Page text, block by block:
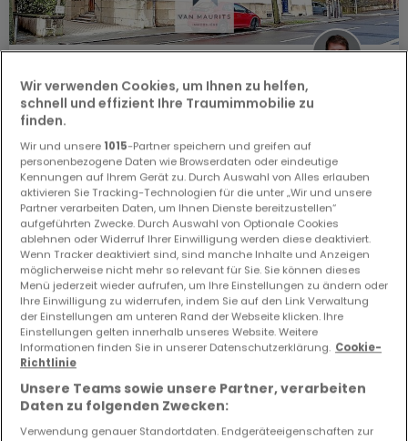
Büro zum Kauf inLuxembourg-Centre Ville
230 3
EXKLUSIV AUF ATHOME SOFORT VERFÜGBAR
Wir verwenden Cookies, um Ihnen zu helfen,
schnell und effizient Ihre Traumimmobilie zu
finden.
Wir und unsere 1015-Partner speichern und greifen auf
personenbezogene Daten wie Browserdaten oder eindeutige
Kennungen auf Ihrem Gerät zu. Durch Auswahl von Alles erlauben
aktivieren Sie Tracking-Technologien für die unter „Wir und unsere
Partner verarbeiten Daten, um Ihnen Dienste bereitzustellen“
aufgeführten Zwecke. Durch Auswahl von Optionale Cookies
ablehnen oder Widerruf Ihrer Einwilligung werden diese deaktiviert.
Wenn Tracker deaktiviert sind, sind manche Inhalte und Anzeigen
möglicherweise nicht mehr so relevant für Sie. Sie können dieses
Menü jederzeit wieder aufrufen, um Ihre Einstellungen zu ändern oder
Ihre Einwilligung zu widerrufen, indem Sie auf den Link Verwaltung
der Einstellungen am unteren Rand der Webseite klicken. Ihre
Einstellungen gelten innerhalb unseres Website. Weitere
Informationen finden Sie in unserer Datenschutzerklärung. Cookie-
Richtlinie
Unsere Teams sowie unsere Partner, verarbeiten
Daten zu folgenden Zwecken:
Verwendung genauer Standortdaten. Endgeräteeigenschaften zur